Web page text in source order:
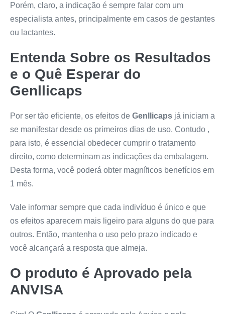
Porém, claro, a indicação é sempre falar com um
especialista antes, principalmente em casos de gestantes
ou lactantes.
Entenda Sobre os Resultados
e o Quê Esperar do
Genllicaps
Por ser tão eficiente, os efeitos de Genllicaps já iniciam a
se manifestar desde os primeiros dias de uso. Contudo ,
para isto, é essencial obedecer cumprir o tratamento
direito, como determinam as indicações da embalagem.
Desta forma, você poderá obter magníficos benefícios em
1 mês.
Vale informar sempre que cada indivíduo é único e que
os efeitos aparecem mais ligeiro para alguns do que para
outros. Então, mantenha o uso pelo prazo indicado e
você alcançará a resposta que almeja.
O produto é Aprovado pela
ANVISA